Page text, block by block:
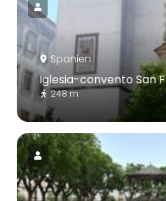
Spanien
Iglesia-convento San
248 m